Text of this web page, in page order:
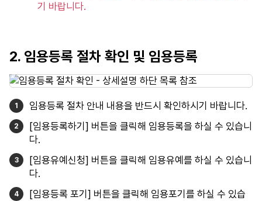
기 바랍니다.
2. 임용등록 절차 확인 및 임용등록
임용등록 절차 안내 내용을 반드시 확인하시기 바랍니다.
[임용등록하기] 버튼을 클릭해 임용등록을 하실 수 있습니
다.
[임용유예신청] 버튼을 클릭해 임용유예를 하실 수 있습니
다.
[임용등록 포기] 버튼을 클릭해 임용포기를 하실 수 있습